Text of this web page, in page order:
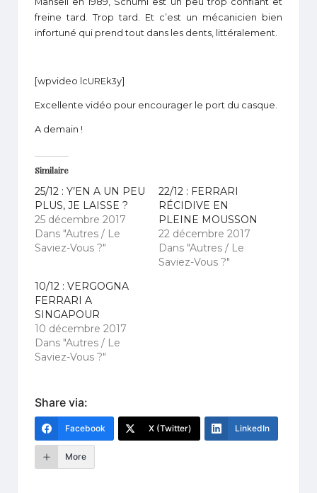
freine tard. Trop tard. Et c’est un mécanicien bien
infortuné qui prend tout dans les dents, littéralement.
[wpvideo lcUREk3y]
Excellente vidéo pour encourager le port du casque.
A demain !
Similaire
25/12 : Y’EN A UN PEU
PLUS, JE LAISSE ?
25 décembre 2017
Dans "Autres / Le
Saviez-Vous ?"
22/12 : FERRARI
RÉCIDIVE EN
PLEINE MOUSSON
22 décembre 2017
Dans "Autres / Le
Saviez-Vous ?"
10/12 : VERGOGNA
FERRARI A
SINGAPOUR
10 décembre 2017
Dans "Autres / Le
Saviez-Vous ?"
Share via:
Facebook X (Twitter) LinkedIn
More